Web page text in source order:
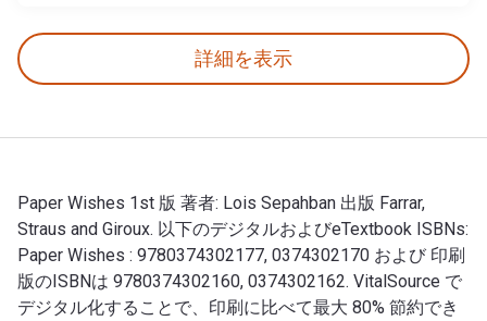
詳細を表示
Paper Wishes 1st 版 著者: Lois Sepahban 出版 Farrar,
Straus and Giroux. 以下のデジタルおよびeTextbook ISBNs:
Paper Wishes : 9780374302177, 0374302170 および 印刷
版のISBNは 9780374302160, 0374302162. VitalSource で
デジタル化することで、印刷に比べて最大 80% 節約でき